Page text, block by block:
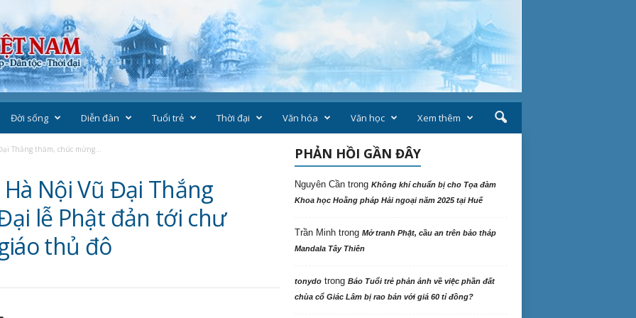
Đời sống Diễn đàn Tuổi trẻ Thời đại Văn hóa Văn học Xem thêm
Thắng thăm, chúc mừng...
Nội Vũ Đại Thắng
lễ Phật đản tới chư
thủ đô
PHẢN HỒI GẦN ĐÂY
Nguyên Cầntrong Không khí chuẩn bị cho Tọa đàm
Khoa học Hoằng pháp Hải ngoại năm 2025 tại Huế
Trần Minhtrong Mở tranh Phật, cầu an trên bảo tháp
Mandala Tây Thiên
tonydotrong Báo Tuổi trẻ phản ảnh về việc phần đất
chùa cổ Giác Lâm bị rao bán với giá 60 tỉ đồng?